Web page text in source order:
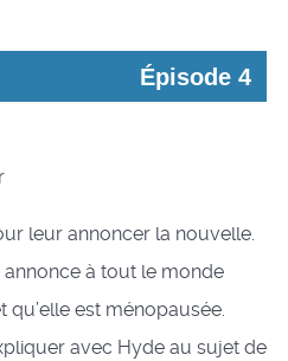
Épisode 4
leur annoncer la nouvelle.
à tout le monde
qu’elle est ménopausée.
avec Hyde au sujet de